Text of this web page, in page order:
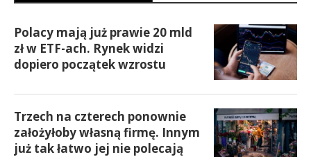
Polacy mają już prawie 20 mld
zł w ETF-ach. Rynek widzi
dopiero początek wzrostu
Trzech na czterech ponownie
założyłoby własną firmę. Innym
już tak łatwo jej nie polecają